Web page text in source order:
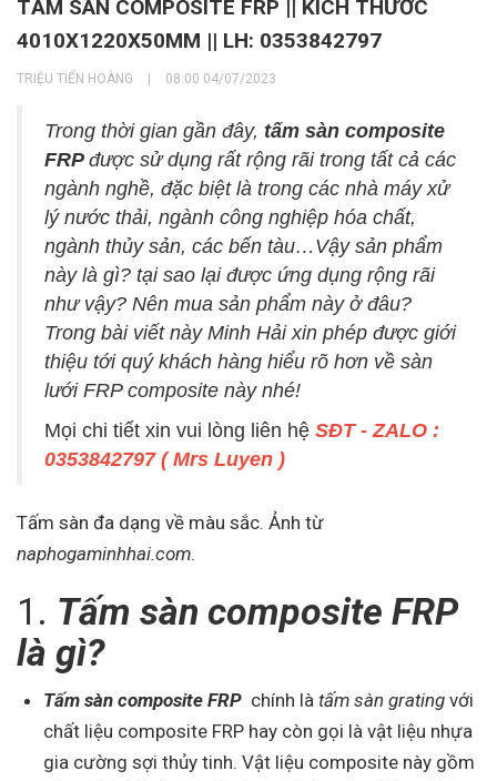
TẤM SÀN COMPOSITE FRP || KÍCH THƯỚC
4010X1220X50MM || LH: 0353842797
TRIỆU TIẾN HOÀNG 08:00 04/07/2023
Trong thời gian gần đây, tấm sàn composite
FRP được sử dụng rất rộng rãi trong tất cả các
ngành nghề, đặc biệt là trong các nhà máy xử
lý nước thải, ngành công nghiệp hóa chất,
ngành thủy sản, các bến tàu…Vậy sản phẩm
này là gì? tại sao lại được ứng dụng rộng rãi
như vậy? Nên mua sản phẩm này ở đâu?
Trong bài viết này Minh Hải xin phép được giới
thiệu tới quý khách hàng hiểu rõ hơn về sàn
lưới FRP composite này nhé!
Mọi chi tiết xin vui lòng liên hệ SĐT - ZALO :
0353842797 ( Mrs Luyen )
Tấm sàn đa dạng về màu sắc. Ảnh từ
naphogaminhhai.com.
1. Tấm sàn composite FRP
là gì?
Tấm sàn composite FRP chính là tấm sàn grating với
chất liệu composite FRP hay còn gọi là vật liệu nhựa
gia cường sợi thủy tinh. Vật liệu composite này gồm